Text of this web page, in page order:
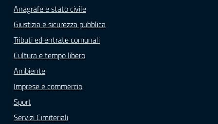
Anagrafe e stato civile
Giustizia e sicurezza pubblica
Tributi ed entrate comunali
Cultura e tempo libero
Ambiente
Imprese e commercio
Sport
Servizi Cimiteriali